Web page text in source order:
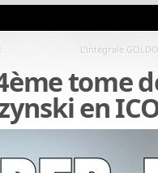
L’intégrale
tome
en